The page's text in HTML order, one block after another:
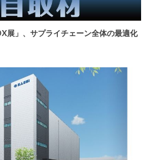
展」、サプライチェーン全体の最適化